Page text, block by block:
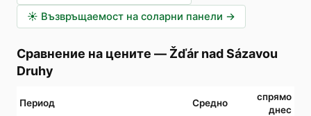
☀️ Възвръщаемост на соларни панели →
Сравнение на цените — Žďár nad Sázavou
Druhy
Период Средно
спрямо
днес